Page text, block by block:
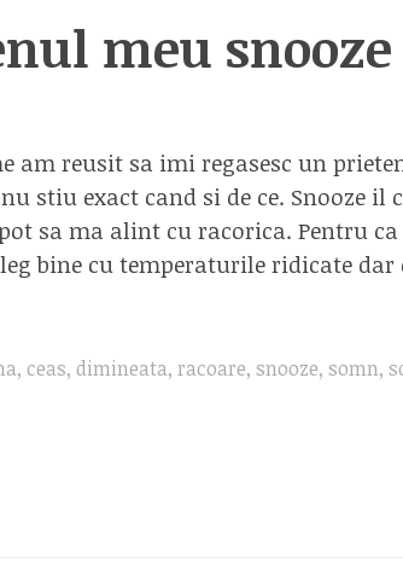
meu snooze
am reusit sa imi regasesc un
stiu exact cand si de ce. Snooze il
sa ma alint cu racorica. Pentru
bine cu temperaturile ridicate
, ceas, dimineata, racoare, snooze, somn,